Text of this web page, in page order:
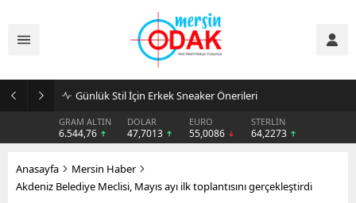
Günlük Stil İçin Erkek Sneaker Önerileri
GRAM ALTIN
6.544,76
DOLAR
47,7013
EURO
55,0086
STERLİN
64,2273
Anasayfa
Mersin Haber
Akdeniz Belediye Meclisi, Mayıs ayı ilk toplantısını gerçekleştirdi